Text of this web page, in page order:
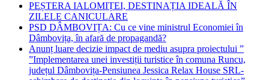
PEȘTERA IALOMIȚEI, DESTINAȚIA IDEALĂ ÎN
ZILELE CANICULARE
PSD DÂMBOVIȚA: Cu ce vine ministrul Economiei în
Dâmbovița, în afară de propagandă?
Anunț luare decizie impact de mediu asupra proiectului ”
”Implementarea unei investiții turistice în comuna Runcu,
județul Dâmbovița-Pensiunea Jessica Relax House SRL-